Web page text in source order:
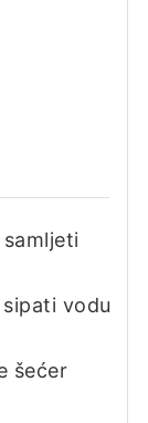
vodu
šećer